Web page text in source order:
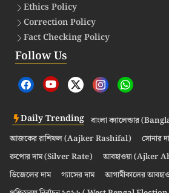
Ethics Policy
Correction Policy
Fact Checking Policy
Follow Us
Daily Trending বাংলা ক্যালেন্ডার
আজকের রাশিফল (Aajker Rashifal)
সোনার
রুপোর দাম (Silver Rate)
আবহাওয়া (Ajker
ডিজেলের দাম
গ্যাসের দাম
আগামীকালের